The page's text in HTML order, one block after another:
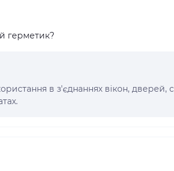
герметик?
в з'єднаннях вікон, дверей,